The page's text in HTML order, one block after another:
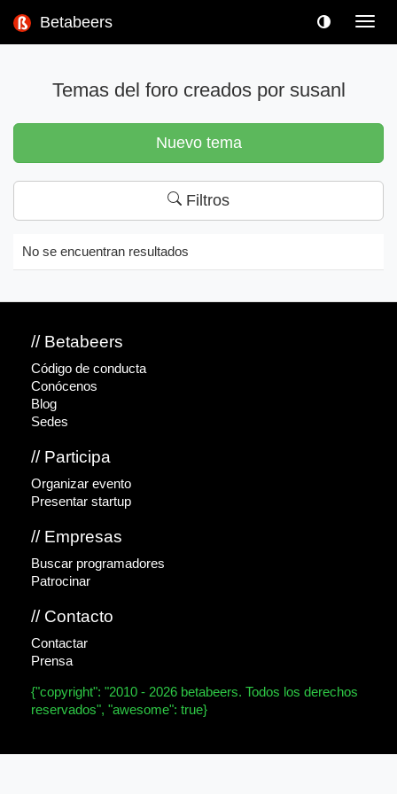
Betabeers
Temas del foro creados por susanl
Nuevo tema
Filtros
No se encuentran resultados
// Betabeers
Código de conducta
Conócenos
Blog
Sedes
// Participa
Organizar evento
Presentar startup
// Empresas
Buscar programadores
Patrocinar
// Contacto
Contactar
Prensa
{"copyright": "2010 - 2026 betabeers. Todos los derechos
reservados", "awesome": true}